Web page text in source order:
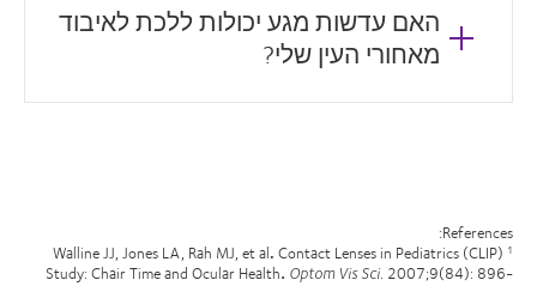
האם עדשות מגע יכולות ללכת לאיבוד
מאחורי העין שלי?
References:
1
. Contact Lenses in Pediatrics (CLIP)
Study: Chair Time and Ocular Health. Optom Vis Sci. 2007;9(84): 896-